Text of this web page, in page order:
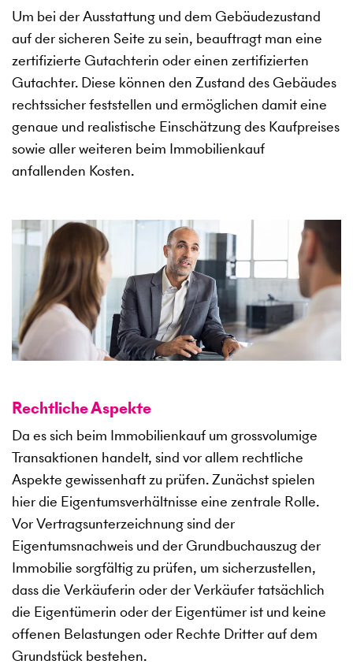
Um bei der Ausstattung und dem Gebäudezustand
auf der sicheren Seite zu sein, beauftragt man eine
zertifizierte Gutachterin oder einen zertifizierten
Gutachter. Diese können den Zustand des Gebäudes
rechtssicher feststellen und ermöglichen damit eine
genaue und realistische Einschätzung des Kaufpreises
sowie aller weiteren beim Immobilienkauf
anfallenden Kosten.
Rechtliche Aspekte
Da es sich beim Immobilienkauf um grossvolumige
Transaktionen handelt, sind vor allem rechtliche
Aspekte gewissenhaft zu prüfen. Zunächst spielen
hier die Eigentumsverhältnisse eine zentrale Rolle.
Vor Vertragsunterzeichnung sind der
Eigentumsnachweis und der Grundbuchauszug der
Immobilie sorgfältig zu prüfen, um sicherzustellen,
dass die Verkäuferin oder der Verkäufer tatsächlich
die Eigentümerin oder der Eigentümer ist und keine
offenen Belastungen oder Rechte Dritter auf dem
Grundstück bestehen.